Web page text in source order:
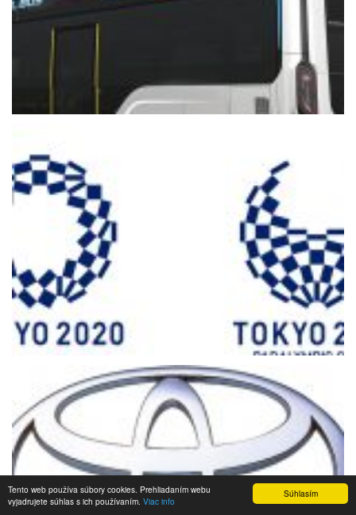
Súhlasím
Tento web používa súbory cookies. Prehliadaním webu
vyjadrujete súhlas s ich používaním. Viac info